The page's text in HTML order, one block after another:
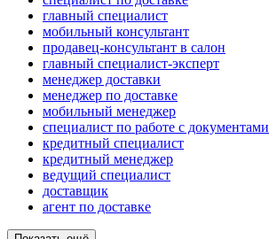
главный специалист
мобильный консультант
продавец-консультант в салон
главный специалист-эксперт
менеджер доставки
менеджер по доставке
мобильный менеджер
специалист по работе с документами
кредитный специалист
кредитный менеджер
ведущий специалист
доставщик
агент по доставке